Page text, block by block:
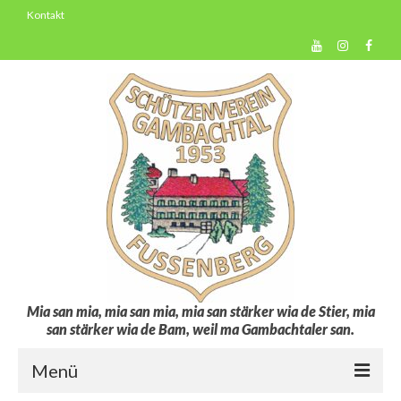
Kontakt
Mia san mia, mia san mia, mia san stärker wia de Stier, mia
san stärker wia de Bam, weil ma Gambachtaler san.
Menü